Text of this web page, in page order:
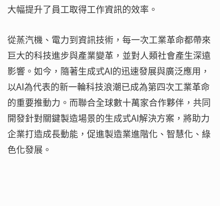
大幅提升了員工取得工作資訊的效率。
從蒸汽機、電力到資訊技術，每一次工業革命都帶來
巨大的科技進步與產業變革，並對人類社會產生深遠
影響。如今，隨著生成式AI的迅速發展與廣泛應用，
以AI為代表的新一輪科技浪潮已成為第四次工業革命
的重要推動力。而聯合全球數十萬家合作夥伴，共同
開發針對關鍵製造場景的生成式AI解決方案，將助力
企業打造成長動能，促進製造業進階化、智慧化、綠
色化發展。